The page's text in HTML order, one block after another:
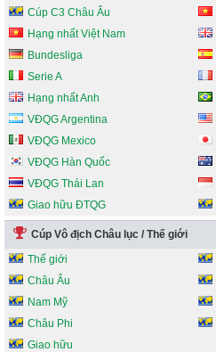
Cúp C3 Châu Âu
Hạng nhất Việt Nam
Bundesliga
Serie A
Hạng nhất Anh
VĐQG Argentina
VĐQG Mexico
VĐQG Hàn Quốc
VĐQG Thái Lan
Giao hữu ĐTQG
Cúp Vô địch Châu lục / Thế giới
Thế giới
Châu Âu
Nam Mỹ
Châu Phi
Giao hữu